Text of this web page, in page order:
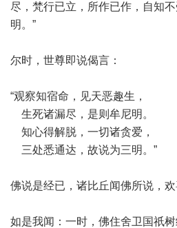
尽，梵行已立，所作已作，自知
明。”
尔时，世尊即说偈言：
“观察知宿命，见天恶趣生，
生死诸漏尽，是则牟尼明。
知心得解脱，一切诸贪爱，
三处悉通达，故说为三明。”
佛说是经已，诸比丘闻佛所说，欢
如是我闻：一时，佛住舍卫国祇树